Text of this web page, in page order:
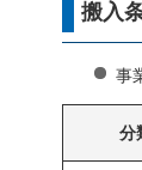
搬入
事
分